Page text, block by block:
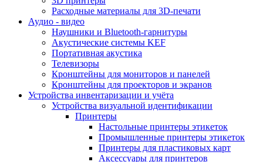
Расходные материалы для 3D-печати
Аудио - видео
Наушники и Bluetooth-гарнитуры
Акустические системы KEF
Портативная акустика
Телевизоры
Кронштейны для мониторов и панелей
Кронштейны для проекторов и экранов
Устройства инвентаризации и учёта
Устройства визуальной идентификации
Принтеры
Настольные принтеры этикеток
Промышленные принтеры этикеток
Принтеры для пластиковых карт
Аксессуары для принтеров